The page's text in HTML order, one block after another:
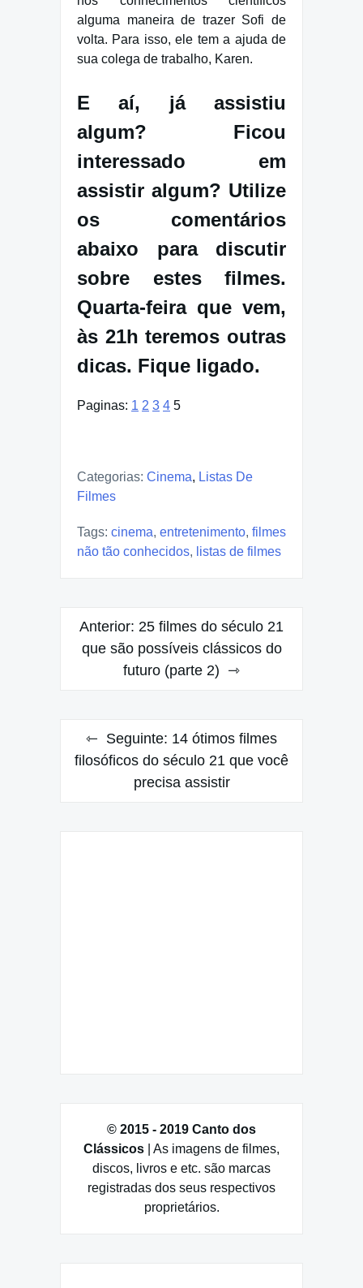
alguma maneira de trazer Sofi de
volta. Para isso, ele tem a ajuda de
sua colega de trabalho, Karen.
E aí, já assistiu
algum? Ficou
interessado em
assistir algum? Utilize
os comentários
abaixo para discutir
sobre estes filmes.
Quarta-feira que vem,
às 21h teremos outras
dicas. Fique ligado.
Paginas: 1 2 3 4 5
Categorias: Cinema, Listas De
Filmes
Tags: cinema, entretenimento, filmes
não tão conhecidos, listas de filmes
Navegação
Anterior: 25 filmes do século 21
que são possíveis clássicos do
futuro (parte 2)
Seguinte: 14 ótimos filmes
filosóficos do século 21 que você
precisa assistir
© 2015 - 2019 Canto dos
Clássicos | As imagens de filmes,
discos, livros e etc. são marcas
registradas dos seus respectivos
proprietários.